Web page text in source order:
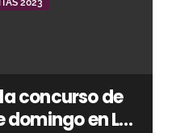
2023
concurso de
en Las